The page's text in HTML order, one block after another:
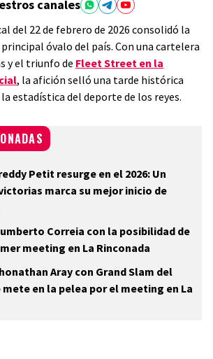
canales
del 22 de febrero de 2026 consolidó la
óvalo del país. Con una cartelera
y el triunfo de Fleet Street en la
, la afición selló una tarde histórica
estadística del deporte de los reyes.
Petit resurge en el 2026: Un
marca su mejor inicio de
Correia con la posibilidad de
meeting en La Rinconada
Aray con Grand Slam del
en la pelea por el meeting en La